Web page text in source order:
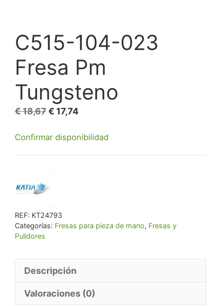
C515-104-023
Fresa Pm
Tungsteno
€18,67El
original
€ 17,74El
actual
Confirmar disponibilidad
REF: KT24793
Categorías: Fresas para pieza de mano, Fresas y
Pulidores
Descripción
Valoraciones (0)